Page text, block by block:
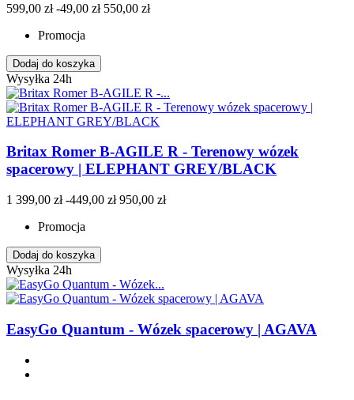
599,00 zł -49,00 zł 550,00 zł
Promocja
Dodaj do koszyka
Wysyłka 24h
Britax Romer B-AGILE R - Terenowy wózek
spacerowy | ELEPHANT GREY/BLACK
1 399,00 zł -449,00 zł 950,00 zł
Promocja
Dodaj do koszyka
Wysyłka 24h
EasyGo Quantum - Wózek spacerowy | AGAVA